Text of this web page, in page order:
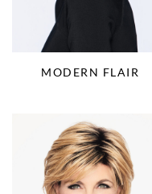
MODERN FLAIR